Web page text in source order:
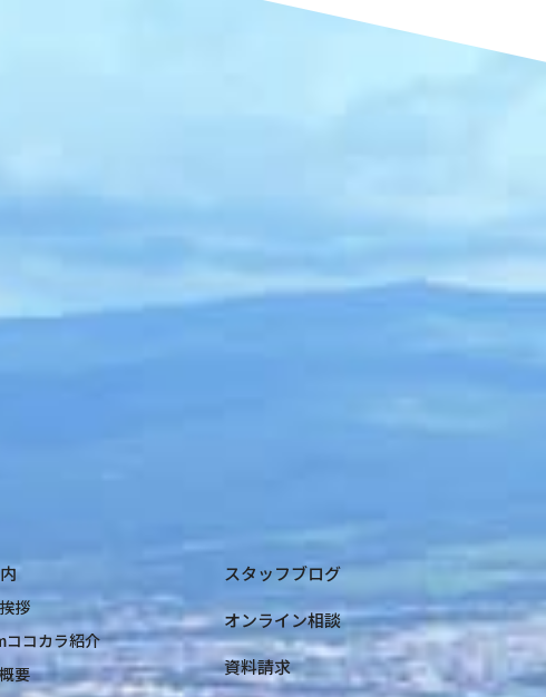
拶
ココカラ紹介
要
スタッフブログ
オンライン相談
資料請求